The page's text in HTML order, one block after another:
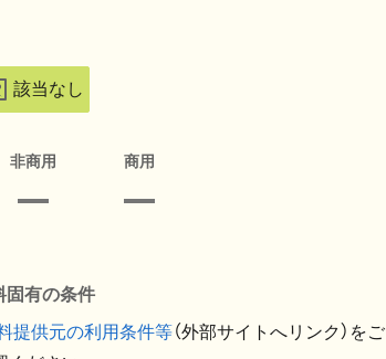
該当なし
非商用 商用
固有の条件
提供元の利用条件等（外部サイトへリンク）をご